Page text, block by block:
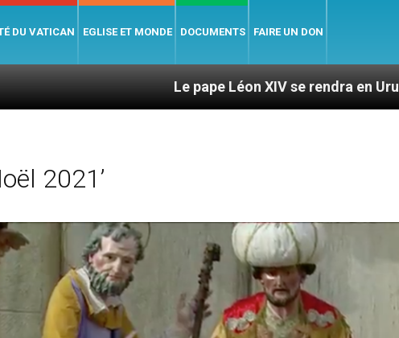
DU VATICAN EGLISE ET MONDE DOCUMENTS FAIRE UN DON
Le pape Léon XIV se rendra en Uruguay, en
2021’